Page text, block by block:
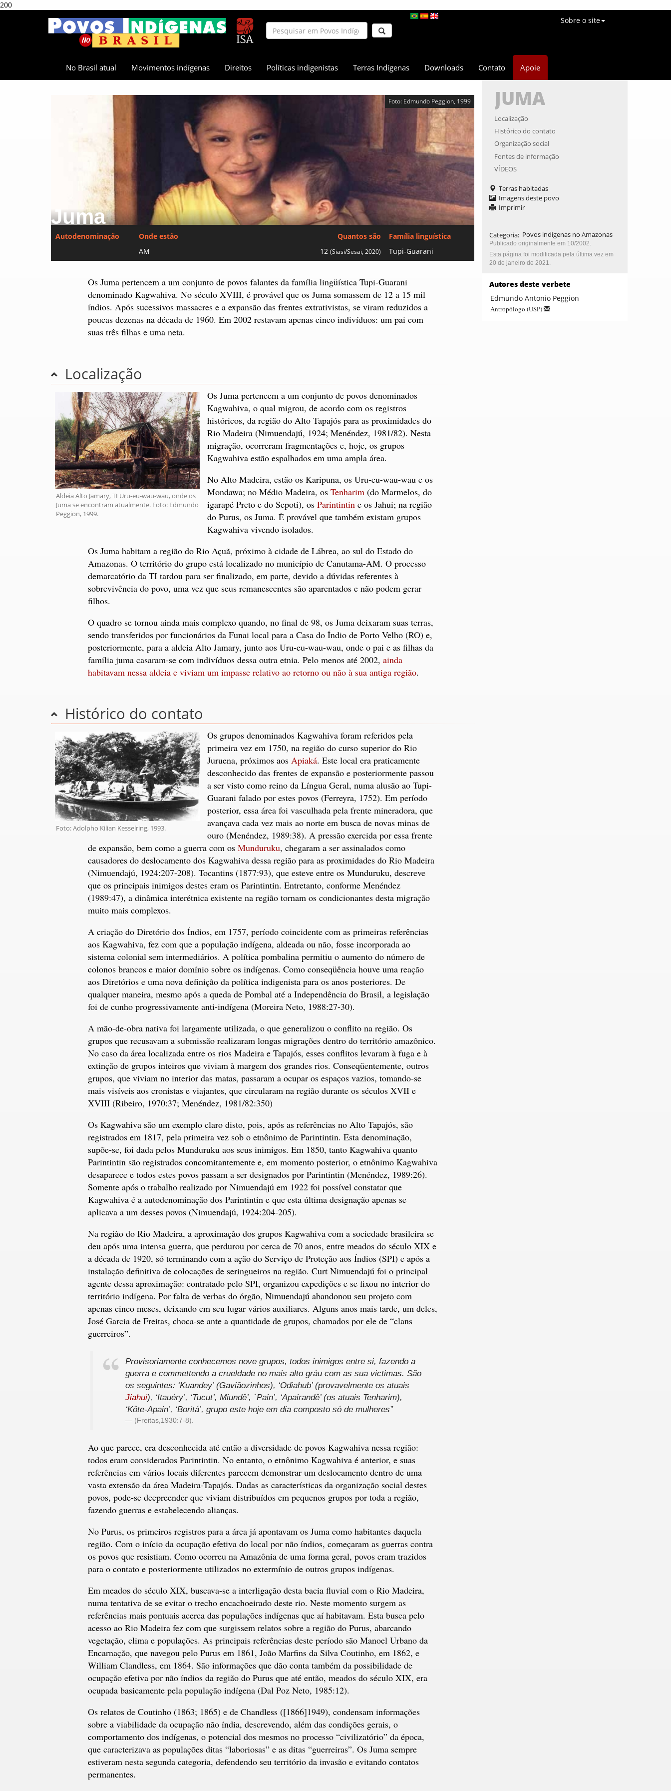
200
Sobre o site
No Brasil atual Movimentos indígenas Direitos Políticas indigenistas Terras Indígenas Downloads Contato Apoie
Foto: Edmundo Peggion, 1999
Juma
Autodenominação Onde estão
Quantos são
AM
12(Siasi/Sesai, 2020)
Família linguística
Tupi-Guarani
Os Juma pertencem a um conjunto de povos falantes da família lingüística Tupi-Guarani
denominado Kagwahiva. No século XVIII, é provável que os Juma somassem de 12 a 15 mil
índios. Após sucessivos massacres e a expansão das frentes extrativistas, se viram reduzidos a
poucas dezenas na década de 1960. Em 2002 restavam apenas cinco indivíduos: um pai com
suas três filhas e uma neta.
Localização
Aldeia Alto Jamary, TI Uru-eu-wau-wau, onde os
Juma se encontram atualmente. Foto: Edmundo
Peggion, 1999.
Os Juma pertencem a um conjunto de povos denominados
Kagwahiva, o qual migrou, de acordo com os registros
históricos, da região do Alto Tapajós para as proximidades do
Rio Madeira (Nimuendajú, 1924; Menéndez, 1981/82). Nesta
migração, ocorreram fragmentações e, hoje, os grupos
Kagwahiva estão espalhados em uma ampla área.
No Alto Madeira, estão os Karipuna, os Uru-eu-wau-wau e os
Mondawa; no Médio Madeira, os Tenharim (do Marmelos, do
igarapé Preto e do Sepoti), os Parintintin e os Jahui; na região
do Purus, os Juma. É provável que também existam grupos
Kagwahiva vivendo isolados.
Os Juma habitam a região do Rio Açuã, próximo à cidade de Lábrea, ao sul do Estado do
Amazonas. O território do grupo está localizado no município de Canutama-AM. O processo
demarcatório da TI tardou para ser finalizado, em parte, devido a dúvidas referentes à
sobrevivência do povo, uma vez que seus remanescentes são aparentados e não podem gerar
filhos.
O quadro se tornou ainda mais complexo quando, no final de 98, os Juma deixaram suas terras,
sendo transferidos por funcionários da Funai local para a Casa do Índio de Porto Velho (RO) e,
posteriormente, para a aldeia Alto Jamary, junto aos Uru-eu-wau-wau, onde o pai e as filhas da
família juma casaram-se com indivíduos dessa outra etnia. Pelo menos até 2002, ainda
habitavam nessa aldeia e viviam um impasse relativo ao retorno ou não à sua antiga região.
Histórico do contato
Foto: Adolpho Kilian Kesselring, 1993.
Os grupos denominados Kagwahiva foram referidos pela
primeira vez em 1750, na região do curso superior do Rio
Juruena, próximos aos Apiaká. Este local era praticamente
desconhecido das frentes de expansão e posteriormente passou
a ser visto como reino da Língua Geral, numa alusão ao Tupi-
Guarani falado por estes povos (Ferreyra, 1752). Em período
posterior, essa área foi vasculhada pela frente mineradora, que
avançava cada vez mais ao norte em busca de novas minas de
ouro (Menéndez, 1989:38). A pressão exercida por essa frente
de expansão, bem como a guerra com os Munduruku, chegaram a ser assinalados como
causadores do deslocamento dos Kagwahiva dessa região para as proximidades do Rio Madeira
(Nimuendajú, 1924:207-208). Tocantins (1877:93), que esteve entre os Munduruku, descreve
que os principais inimigos destes eram os Parintintin. Entretanto, conforme Menéndez
(1989:47), a dinâmica interétnica existente na região tornam os condicionantes desta migração
muito mais complexos.
A criação do Diretório dos Índios, em 1757, período coincidente com as primeiras referências
aos Kagwahiva, fez com que a população indígena, aldeada ou não, fosse incorporada ao
sistema colonial sem intermediários. A política pombalina permitiu o aumento do número de
colonos brancos e maior domínio sobre os indígenas. Como conseqüência houve uma reação
aos Diretórios e uma nova definição da política indigenista para os anos posteriores. De
qualquer maneira, mesmo após a queda de Pombal até a Independência do Brasil, a legislação
foi de cunho progressivamente anti-indígena (Moreira Neto, 1988:27-30).
A mão-de-obra nativa foi largamente utilizada, o que generalizou o conflito na região. Os
grupos que recusavam a submissão realizaram longas migrações dentro do território amazônico.
No caso da área localizada entre os rios Madeira e Tapajós, esses conflitos levaram à fuga e à
extinção de grupos inteiros que viviam à margem dos grandes rios. Conseqüentemente, outros
grupos, que viviam no interior das matas, passaram a ocupar os espaços vazios, tomando-se
mais visíveis aos cronistas e viajantes, que circularam na região durante os séculos XVII e
XVIII (Ribeiro, 1970:37; Menéndez, 1981/82:350)
Os Kagwahiva são um exemplo claro disto, pois, após as referências no Alto Tapajós, são
registrados em 1817, pela primeira vez sob o etnônimo de Parintintin. Esta denominação,
supõe-se, foi dada pelos Munduruku aos seus inimigos. Em 1850, tanto Kagwahiva quanto
Parintintin são registrados concomitantemente e, em momento posterior, o etnônimo Kagwahiva
desaparece e todos estes povos passam a ser designados por Parintintin (Menéndez, 1989:26).
Somente após o trabalho realizado por Nimuendajú em 1922 foi possível constatar que
Kagwahiva é a autodenominação dos Parintintin e que esta última designação apenas se
aplicava a um desses povos (Nimuendajú, 1924:204-205).
Na região do Rio Madeira, a aproximação dos grupos Kagwahiva com a sociedade brasileira se
deu após uma intensa guerra, que perdurou por cerca de 70 anos, entre meados do século XIX e
a década de 1920, só terminando com a ação do Serviço de Proteção aos Índios (SPI) e após a
instalação definitiva de colocações de seringueiros na região. Curt Nimuendajú foi o principal
agente dessa aproximação: contratado pelo SPI, organizou expedições e se fixou no interior do
território indígena. Por falta de verbas do órgão, Nimuendajú abandonou seu projeto com
apenas cinco meses, deixando em seu lugar vários auxiliares. Alguns anos mais tarde, um deles,
José Garcia de Freitas, choca-se ante a quantidade de grupos, chamados por ele de “clans
guerreiros”.
Provisoriamente conhecemos nove grupos, todos inimigos entre si, fazendo a
guerra e commettendo a crueldade no mais alto gráu com as sua victimas. São
os seguintes: ‘Kuandey’ (Gaviãozinhos), ‘Odiahub’ (provavelmente os atuais
Jiahui), ‘Itauéry’, ‘Tucut’, Miundê’, ´Pain’, ‘Apairandê’ (os atuais Tenharim),
‘Kôte-Apain’, ‘Boritá’, grupo este hoje em dia composto só de mulheres”
(Freitas,1930:7-8).
Ao que parece, era desconhecida até então a diversidade de povos Kagwahiva nessa região:
todos eram considerados Parintintin. No entanto, o etnônimo Kagwahiva é anterior, e suas
referências em vários locais diferentes parecem demonstrar um deslocamento dentro de uma
vasta extensão da área Madeira-Tapajós. Dadas as características da organização social destes
povos, pode-se deepreender que viviam distribuídos em pequenos grupos por toda a região,
fazendo guerras e estabelecendo alianças.
No Purus, os primeiros registros para a área já apontavam os Juma como habitantes daquela
região. Com o início da ocupação efetiva do local por não índios, começaram as guerras contra
os povos que resistiam. Como ocorreu na Amazônia de uma forma geral, povos eram trazidos
para o contato e posteriormente utilizados no extermínio de outros grupos indígenas.
Em meados do século XIX, buscava-se a interligação desta bacia fluvial com o Rio Madeira,
numa tentativa de se evitar o trecho encachoeirado deste rio. Neste momento surgem as
referências mais pontuais acerca das populações indígenas que aí habitavam. Esta busca pelo
acesso ao Rio Madeira fez com que surgissem relatos sobre a região do Purus, abarcando
vegetação, clima e populações. As principais referências deste período são Manoel Urbano da
Encarnação, que navegou pelo Purus em 1861, João Marfins da Silva Coutinho, em 1862, e
William Clandless, em 1864. São informações que dão conta também da possibilidade de
ocupação efetiva por não índios da região do Purus que até então, meados do século XIX, era
ocupada basicamente pela população indígena (Dal Poz Neto, 1985:12).
Os relatos de Coutinho (1863; 1865) e de Chandless ([1866]1949), condensam informações
sobre a viabilidade da ocupação não índia, descrevendo, além das condições gerais, o
comportamento dos indígenas, o potencial dos mesmos no processo “civilizatório” da época,
que caracterizava as populações ditas “laboriosas” e as ditas “guerreiras”. Os Juma sempre
estiveram nesta segunda categoria, defendendo seu território da invasão e evitando contatos
permanentes.
JUMA
Localização
Histórico do contato
Organização social
Fontes de informação
VÍDEOS
Terras habitadas
Imagens deste povo
Imprimir
Categoria: Povos indígenas no Amazonas
Publicado originalmente em 10/2002.
Esta página foi modificada pela última vez em
20 de janeiro de 2021.
Autores deste verbete
Edmundo Antonio Peggion
Antropólogo (USP)